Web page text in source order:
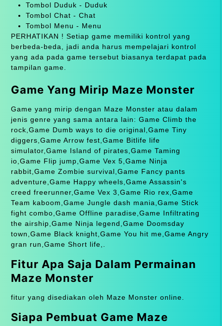
Tombol Duduk - Duduk
Tombol Chat - Chat
Tombol Menu - Menu
PERHATIKAN ! Setiap game memiliki kontrol yang
berbeda-beda, jadi anda harus mempelajari kontrol
yang ada pada game tersebut biasanya terdapat pada
tampilan game.
Game Yang Mirip Maze Monster
Game yang mirip dengan Maze Monster atau dalam
jenis genre yang sama antara lain: Game Climb the
rock,Game Dumb ways to die original,Game Tiny
diggers,Game Arrow fest,Game Bitlife life
simulator,Game Island of pirates,Game Taming
io,Game Flip jump,Game Vex 5,Game Ninja
rabbit,Game Zombie survival,Game Fancy pants
adventure,Game Happy wheels,Game Assassin's
creed freerunner,Game Vex 3,Game Rio rex,Game
Team kaboom,Game Jungle dash mania,Game Stick
fight combo,Game Offline paradise,Game Infiltrating
the airship,Game Ninja legend,Game Doomsday
town,Game Black knight,Game You hit me,Game Angry
gran run,Game Short life,.
Fitur Apa Saja Dalam Permainan
Maze Monster
fitur yang disediakan oleh Maze Monster online.
Siapa Pembuat Game Maze